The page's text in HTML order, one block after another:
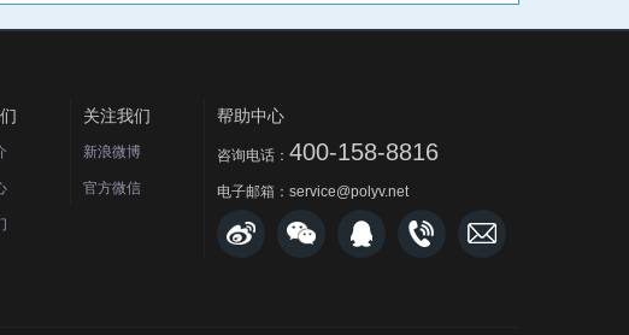
关注我们
新浪微博
官方微信
帮助中心
咨询电话： 400-158-8816
电子邮箱：service@polyv.net